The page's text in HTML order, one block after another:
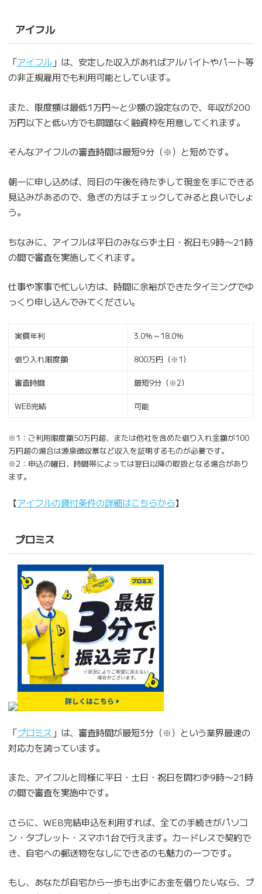
アイフル
「アイフル」は、安定した収入があればアルバイトやパート等
の非正規雇用でも利用可能としています。
また、限度額は最低1万円〜と少額の設定なので、年収が200
万円以下と低い方でも問題なく融資枠を用意してくれます。
そんなアイフルの審査時間は最短9分（※）と短めです。
朝一に申し込めば、同日の午後を待たずして現金を手にできる
見込みがあるので、急ぎの方はチェックしてみると良いでしょ
う。
ちなみに、アイフルは平日のみならず土日・祝日も9時〜21時
の間で審査を実施してくれます。
仕事や家事で忙しい方は、時間に余裕ができたタイミングでゆ
っくり申し込んでみてください。
実質年利 3.0％～18.0％
借り入れ限度額 800万円（※1）
審査時間 最短9分（※2）
WEB完結 可能
※1：ご利用限度額50万円超、または他社を含めた借り入れ金額が100
万円超の場合は源泉徴収票など収入を証明するものが必要です。
※2：申込の曜日、時間帯によっては翌日以降の取扱となる場合があり
ます。
【アイフルの貸付条件の詳細はこちらから】
プロミス
「プロミス 」は、審査時間が最短3分（※）という業界最速の
対応力を誇っています。
また、アイフルと同様に平日・土日・祝日を問わず9時〜21時
の間で審査を実施中です。
さらに、WEB完結申込を利用すれば、全ての手続きがパソコ
ン・タブレット・スマホ1台で行えます。カードレスで契約で
き、自宅への郵送物をなしにできるのも魅力の一つです。
もし、あなたが自宅から一歩も出ずにお金を借りたいなら、プ